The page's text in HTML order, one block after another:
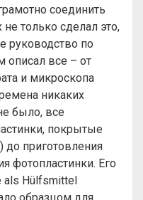
соединить
только сделал это,
руководство по
описал все – от
и микроскопа
никаких
было, все
покрытые
приготовления
фотопластинки. Его
als Hülfsmittel